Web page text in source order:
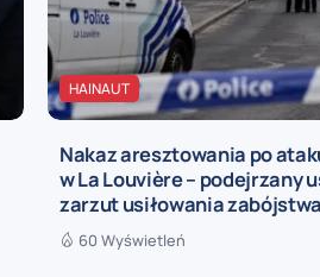
HAINAUT
Nakaz aresztowania po
w La Louvière – podejrzany
zarzut usiłowania zabójstwa
60 Wyświetleń